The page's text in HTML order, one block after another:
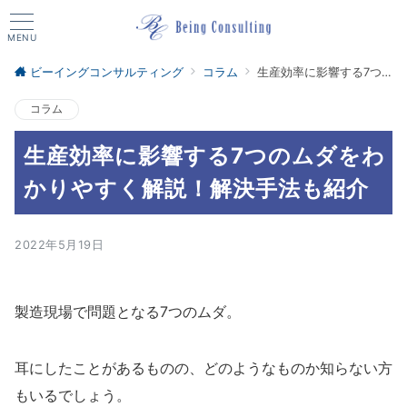
MENU
ビーイングコンサルティング コラム 生産効率に影響する7つのムダをわかりやすく解説！解決手法も紹介
コラム
生産効率に影響する7つのムダをわ
かりやすく解説！解決手法も紹介
2022年5月19日
製造現場で問題となる7つのムダ。
耳にしたことがあるものの、どのようなものか知らない方
もいるでしょう。